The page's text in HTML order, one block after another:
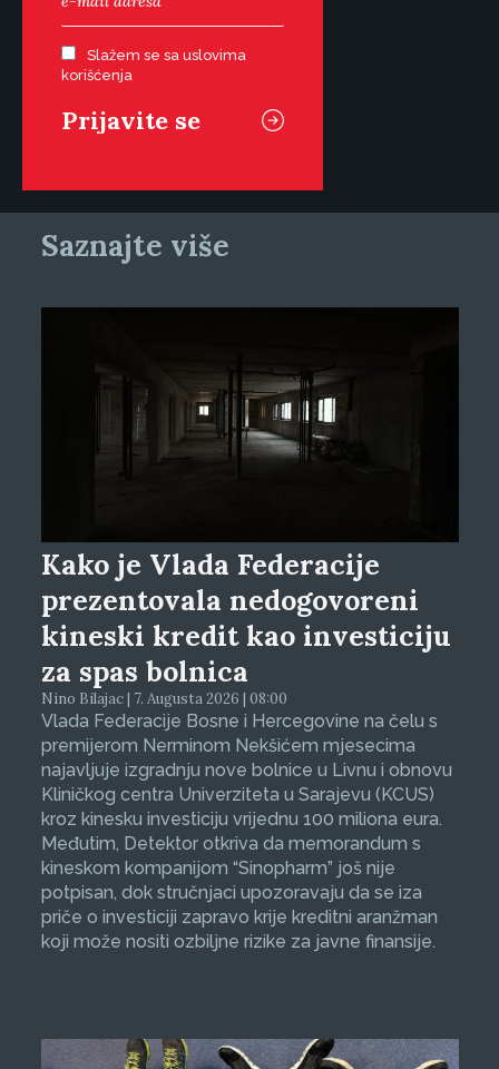
Slažem se sa uslovima
korišćenja
Saznajte više
Kako je Vlada Federacije
prezentovala nedogovoreni
kineski kredit kao investiciju
za spas bolnica
Nino Bilajac | 7. Augusta 2026 | 08:00
Vlada Federacije Bosne i Hercegovine na čelu s
premijerom Nerminom Nekšićem mjesecima
najavljuje izgradnju nove bolnice u Livnu i obnovu
Kliničkog centra Univerziteta u Sarajevu (KCUS)
kroz kinesku investiciju vrijednu 100 miliona eura.
Međutim, Detektor otkriva da memorandum s
kineskom kompanijom “Sinopharm” još nije
potpisan, dok stručnjaci upozoravaju da se iza
priče o investiciji zapravo krije kreditni aranžman
koji može nositi ozbiljne rizike za javne finansije.